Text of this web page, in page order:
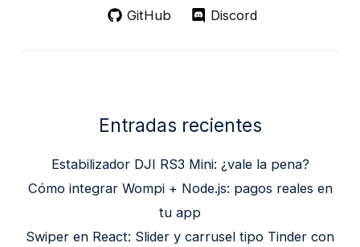
GitHub
Discord
Entradas recientes
Estabilizador DJI RS3 Mini: ¿vale la pena?
Cómo integrar Wompi + Node.js: pagos reales en
tu app
Swiper en React: Slider y carrusel tipo Tinder con